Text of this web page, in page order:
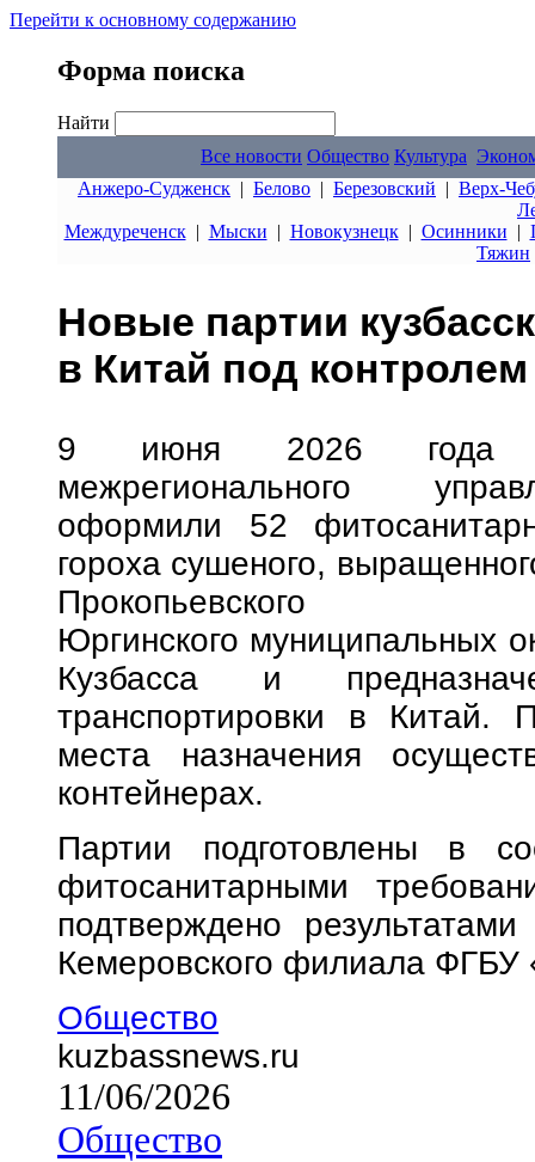
Перейти к основному содержанию
Форма поиска
Найти
Все новости Общество Культура
Анжеро-Судженск | Белово | Березовский | Верх-
Междуреченск| Мыски | Новокузнецк| Осинники |
Тяжин
Новые партии
в Китай под
9 июня 2026 года
межрегионального
оформили 52
гороха сушеного,
Юргинского муниципальных
Кузбасса и
транспортировки в Китай.
места назначения
контейнерах.
Партии подготовлены в
фитосанитарными
подтверждено
Кемеровского филиала
Общество
kuzbassnews.ru
11/06/2026
Общество